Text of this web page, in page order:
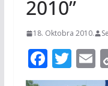
2010”
18. Oktobra 2010.
F
ac
T
w
E